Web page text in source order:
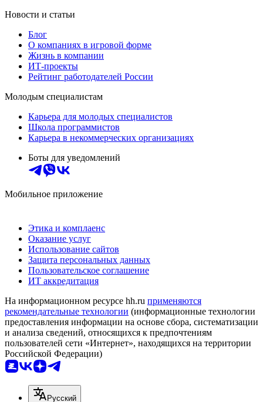
Новости и статьи
Блог
О компаниях в игровой форме
Жизнь в компании
ИТ-проекты
Рейтинг работодателей России
Молодым специалистам
Карьера для молодых специалистов
Школа программистов
Карьера в некоммерческих организациях
Боты для уведомлений
Мобильное приложение
Этика и комплаенс
Оказание услуг
Использование сайтов
Защита персональных данных
Пользовательское соглашение
ИТ аккредитация
На информационном ресурсе hh.ru применяются
рекомендательные технологии (информационные технологии
предоставления информации на основе сбора, систематизации
и анализа сведений, относящихся к предпочтениям
пользователей сети «Интернет», находящихся на территории
Российской Федерации)
Русский